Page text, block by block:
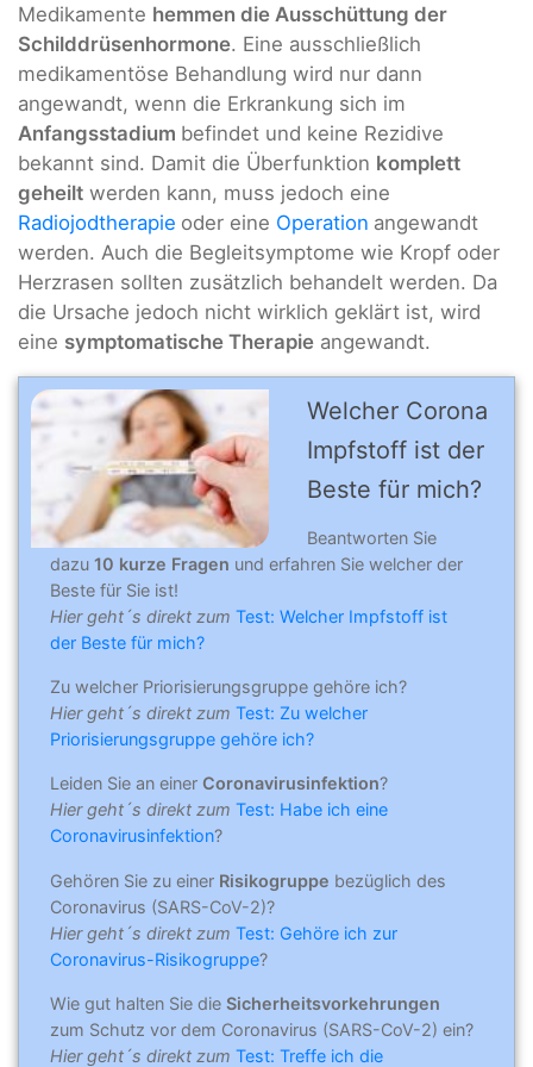
Medikamente hemmen die Ausschüttung der
Schilddrüsenhormone. Eine ausschließlich
medikamentöse Behandlung wird nur dann
angewandt, wenn die Erkrankung sich im
Anfangsstadium befindet und keine Rezidive
bekannt sind. Damit die Überfunktion komplett
geheilt werden kann, muss jedoch eine
Radiojodtherapie oder eine Operation angewandt
werden. Auch die Begleitsymptome wie Kropf oder
Herzrasen sollten zusätzlich behandelt werden. Da
die Ursache jedoch nicht wirklich geklärt ist, wird
eine symptomatische Therapie angewandt.
Welcher Corona
Impfstoff ist der
Beste für mich?
Beantworten Sie
dazu 10 kurze Fragen und erfahren Sie welcher der
Beste für Sie ist!
Hier geht´s direkt zum Test: Welcher Impfstoff ist
der Beste für mich?
Zu welcher Priorisierungsgruppe gehöre ich?
Hier geht´s direkt zum Test: Zu welcher
Priorisierungsgruppe gehöre ich?
Leiden Sie an einer Coronavirusinfektion?
Hier geht´s direkt zum Test: Habe ich eine
Coronavirusinfektion?
Gehören Sie zu einer Risikogruppe bezüglich des
Coronavirus (SARS-CoV-2)?
Hier geht´s direkt zum Test: Gehöre ich zur
Coronavirus-Risikogruppe?
Wie gut halten Sie die Sicherheitsvorkehrungen
zum Schutz vor dem Coronavirus (SARS-CoV-2) ein?
Hier geht´s direkt zum Test: Treffe ich die